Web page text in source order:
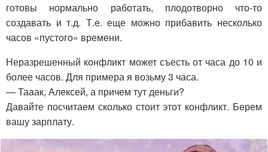
готовы нормально работать, плодотворно что-то
создавать и т.д. Т.е. еще можно прибавить несколько
часов «пустого» времени.
Неразрешенный конфликт может съесть от часа до 10 и
более часов. Для примера я возьму 3 часа.
— Тааак, Алексей, а причем тут деньги?
Давайте посчитаем сколько стоит этот конфликт. Берем
вашу зарплату.